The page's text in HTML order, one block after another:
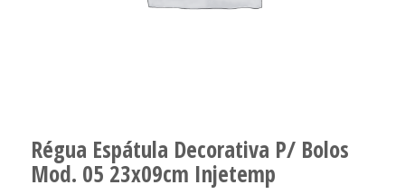
Régua Espátula Decorativa P/ Bolos
Mod. 05 23x09cm Injetemp